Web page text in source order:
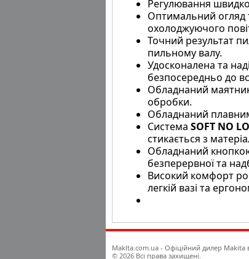
Регулювання
Оптимальний огляд
охолоджуючого
Точний результат
пильному валу.
Удосконалена та
безпосередньо до
Обладнаний
обробки.
Обладнаний плавним
Система SOFT NO
стикається з
Обладнаний
безперервної та
Високий комфорт
легкій вазі та
Maklta.com.ua - Офіційний дилер Makita
© 2026 Всі права захищені.